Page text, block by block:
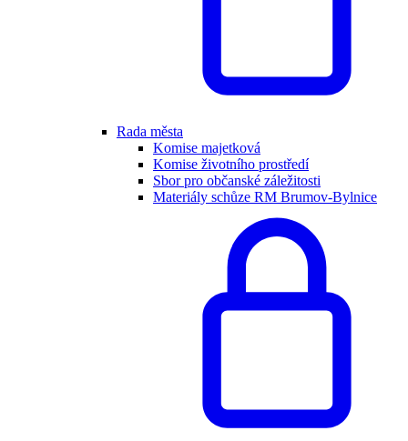
Rada města
Komise majetková
Komise životního prostředí
Sbor pro občanské záležitosti
Materiály schůze RM Brumov-Bylnice